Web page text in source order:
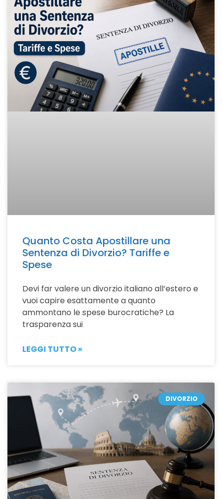
Quanto Costa Apostillare una
Sentenza di Divorzio? Tariffe e
Spese
Devi far valere un divorzio italiano all’estero e
vuoi capire esattamente a quanto
ammontano le spese burocratiche? La
trasparenza sui
LEGGI TUTTO »
DIVORZIO